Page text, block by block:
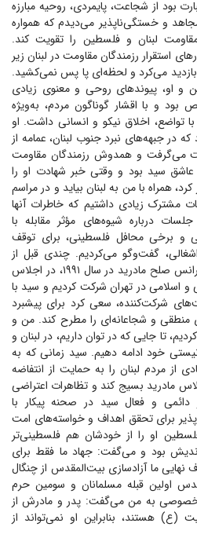
بود از شجاعت، پایمردی، روحیه مبارزه
و خستگی‌ناپذیر می‌دیدم که همواره
لبنان و فلسطین را تقویت کند.
استقرار رزمندگان مقاومت در لبنان زیر
بازدید می‌کرد و لحظه‌ای پا پس نمی‌کشید.
و او، پیوند‌های روحی و معنوی زیادی
و با اقشار گوناگون مردم، به‌ویژه
تواضع، اخلاق نیکو و انسانی داشت. او
در جبهه‌های نبرد جنوب لبنان، عمامه از
می‌گرفت و همدوش رزمندگان مقاومت
عاشق سید بود و وقتی خبر شهادت او را
همراه با من به لبنان بیاید و در مراسم
مشترک زیادی داشتیم که خاطرات آنها
درباره شیوه‌های مؤثر مقابله با
و برخی محافل فلسطینی، برای توقف
گفت‌و‌گو می‌کردیم. چندی قبل از
شهادتش و به هنگام برگزاری کنفرانس صلح مادرید در سال ۱۹۹۱، در اجلاس
اسلامی در تهران شرکت کردیم و سید با
شرکت‌کننده، سعی کرد برای پیشبرد
منطقی و شجاعانه‌ای را مطرح کند. من و
تا جایی که در توان داریم، در لبنان و
خود ادامه دهیم. سید زمانی که به
از مردم لبنان را به حمایت از انتفاضه
مادرید بسیج کند و تظاهرات اعتراضی
دائمی و فعال سید در صحنه پیکار با
برای تحقق اهداف و خواسته‌های امت
او را از خودشان هم فلسطینی‌تر
بود و می‌گفت: جهاد ما فقط برای
ما آزادسازی بیت‌المقدس از چنگال
اولین قبله مسلمانان و سومین حرم
به من می‌گفت: پدر و مادرش از
هستند، بنابراین او نمی‌تواند از